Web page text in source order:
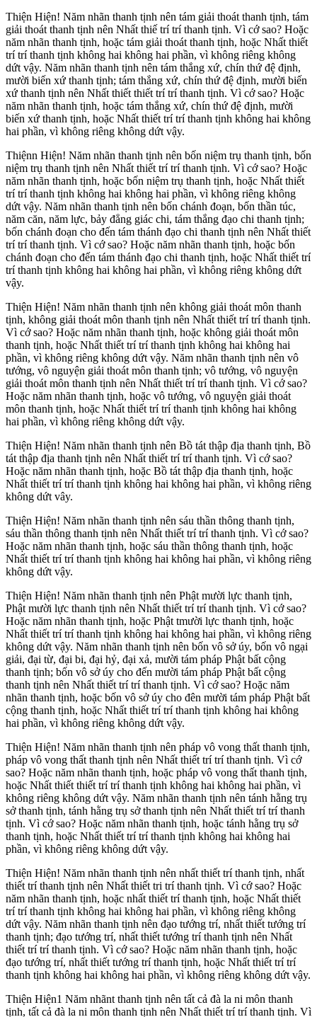
Thiện Hiện! Năm nhãn thanh tịnh nên tám giải thoát thanh tịnh, tám
giải thoát thanh tịnh nên Nhất thiế trí trí thanh tịnh. Vì cớ sao? Hoặc
năm nhãn thanh tịnh, hoặc tám giải thoát thanh tịnh, hoặc Nhất thiết
trí trí thanh tịnh không hai không hai phần, vì không riêng không
dứt vậy. Năm nhãn thanh tịnh nên tám thắng xứ, chín thứ đệ định,
mười biến xứ thanh tịnh; tám thắng xứ, chín thứ đệ định, mười biến
xứ thanh tịnh nên Nhất thiết thiết trí trí thanh tịnh. Vì cớ sao? Hoặc
năm nhãn thanh tịnh, hoặc tám thắng xứ, chín thứ đệ định, mười
biến xứ thanh tịnh, hoặc Nhất thiết trí trí thanh tịnh không hai không
hai phần, vì không riêng không dứt vậy.
Thiệnn Hiện! Năm nhãn thanh tịnh nên bốn niệm trụ thanh tịnh, bốn
niệm trụ thanh tịnh nên Nhất thiết trí trí thanh tịnh. Vì cớ sao? Hoặc
năm nhãn thanh tịnh, hoặc bốn niệm trụ thanh tịnh, hoặc Nhất thiết
trí trí thanh tịnh không hai không hai phần, vì không riêng không
dứt vậy. Năm nhãn thanh tịnh nên bốn chánh đoạn, bốn thần túc,
năm căn, năm lực, bảy đẳng giác chi, tám thắng đạo chi thanh tịnh;
bốn chánh đoạn cho đến tám thánh đạo chi thanh tịnh nên Nhất thiết
trí trí thanh tịnh. Vì cớ sao? Hoặc năm nhãn thanh tịnh, hoặc bốn
chánh đoạn cho đến tám thánh đạo chi thanh tịnh, hoặc Nhất thiết trí
trí thanh tịnh không hai không hai phần, vì không riêng không dứt
vậy.
Thiện Hiện! Năm nhãn thanh tịnh nên không giải thoát môn thanh
tịnh, không giải thoát môn thanh tịnh nên Nhất thiết trí trí thanh tịnh.
Vì cớ sao? Hoặc năm nhãn thanh tịnh, hoặc không giải thoát môn
thanh tịnh, hoặc Nhất thiết trí trí thanh tịnh không hai không hai
phần, vì không riêng không dứt vậy. Năm nhãn thanh tịnh nên vô
tướng, vô nguyện giải thoát môn thanh tịnh; vô tướng, vô nguyện
giải thoát môn thanh tịnh nên Nhất thiết trí trí thanh tịnh. Vì cớ sao?
Hoặc năm nhãn thanh tịnh, hoặc vô tướng, vô nguyện giải thoát
môn thanh tịnh, hoặc Nhất thiết trí trí thanh tịnh không hai không
hai phần, vì không riêng không dứt vậy.
Thiện Hiện! Năm nhãn thanh tịnh nên Bồ tát thập địa thanh tịnh, Bồ
tát thập địa thanh tịnh nên Nhất thiết trí trí thanh tịnh. Vì cớ sao?
Hoặc năm nhãn thanh tịnh, hoặc Bồ tát thập địa thanh tịnh, hoặc
Nhất thiết trí trí thanh tịnh không hai không hai phần, vì không riêng
không dứt vây.
Thiện Hiện! Năm nhãn thanh tịnh nên sáu thần thông thanh tịnh,
sáu thần thông thanh tịnh nên Nhất thiết trí trí thanh tịnh. Vì cớ sao?
Hoặc năm nhãn thanh tịnh, hoặc sáu thần thông thanh tịnh, hoặc
Nhất thiết trí trí thanh tịnh không hai không hai phần, vì không riêng
không dứt vậy.
Thiện Hiện! Năm nhãn thanh tịnh nên Phật mười lực thanh tịnh,
Phật mười lực thanh tịnh nên Nhất thiết trí trí thanh tịnh. Vì cớ sao?
Hoặc năm nhãn thanh tịnh, hoặc Phật tmười lực thanh tịnh, hoặc
Nhất thiết trí trí thanh tịnh không hai không hai phần, vì không riêng
không dứt vậy. Năm nhãn thanh tịnh nên bốn vô sở úy, bốn vô ngại
giải, đại từ, đại bi, đại hỷ, đại xả, mười tám pháp Phật bất cộng
thanh tịnh; bốn vô sở úy cho đến mười tám pháp Phật bất cộng
thanh tịnh nên Nhất thiết trí trí thanh tịnh. Vì cớ sao? Hoặc năm
nhãn thanh tịnh, hoặc bốn vô sở úy cho đên mười tám pháp Phật bất
cộng thanh tịnh, hoặc Nhất thiết trí trí thanh tịnh không hai không
hai phần, vì không riêng không dứt vậy.
Thiện Hiện! Năm nhãn thanh tịnh nên pháp vô vong thất thanh tịnh,
pháp vô vong thất thanh tịnh nên Nhất thiết trí trí thanh tịnh. Vì cớ
sao? Hoặc năm nhãn thanh tịnh, hoặc pháp vô vong thất thanh tịnh,
hoặc Nhất thiết thiết trí trí thanh tịnh không hai không hai phần, vì
không riêng không dứt vậy. Năm nhãn thanh tịnh nên tánh hằng trụ
sở thanh tịnh, tánh hằng trụ sở thanh tịnh nên Nhất thiết trí trí thanh
tịnh. Vì cớ sao? Hoặc năm nhãn thanh tịnh, hoặc tánh hằng trụ sở
thanh tịnh, hoặc Nhất thiết trí trí thanh tịnh không hai không hai
phần, vì không riêng không dứt vậy.
Thiện Hiện! Năm nhãn thanh tịnh nên nhất thiết trí thanh tịnh, nhất
thiết trí thanh tịnh nên Nhất thiết tri trí thanh tịnh. Vì cớ sao? Hoặc
năm nhãn thanh tịnh, hoặc nhất thiết trí thanh tịnh, hoặc Nhất thiết
trí trí thanh tịnh không hai không hai phần, vì không riêng không
dứt vậy. Năm nhãn thanh tịnh nên đạo tướng trí, nhất thiết tướng trí
thanh tịnh; đạo tướng trí, nhất thiết tướng trí thanh tịnh nên Nhất
thiết trí trí thanh tịnh. Vì cớ sao? Hoặc năm nhãn thanh tịnh, hoặc
đạo tướng trí, nhất thiết tướng trí thanh tịnh, hoặc Nhất thiết trí trí
thanh tịnh không hai không hai phần, vì không riêng không dứt vậy.
Thiện Hiện1 Năm nhãnt thanh tịnh nên tất cả đà la ni môn thanh
tịnh, tất cả đà la ni môn thanh tịnh nên Nhất thiết trí trí thanh tịnh. Vì